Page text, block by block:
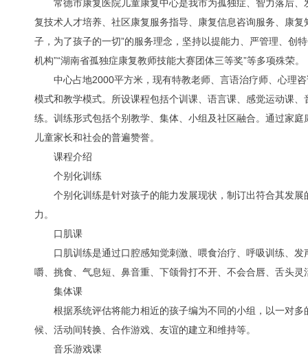
常德市康复医院儿童康复中心是我市为孤独症、智力落后
复技术人才培养、社区康复服务指导、康复信息咨询服务、康
子，为了孩子的一切”的服务理念，坚持以提能力、严管理、创
机构”“湖南省孤独症康复教师技能大赛团体三等奖”等多项殊荣。
中心占地2000平方米，现有特教老师、言语治疗师、心理
模式和教学模式。所设课程包括个训课、语言课、感觉运动课
练。训练形式包括个别教学、集体、小组及社区融合。通过家
儿童家长和社会的普遍赞誉。
课程介绍
个别化训练
个别化训练是针对孩子的能力发展现状，制订出符合其发
力。
口肌课
口肌训练是通过口腔感知觉刺激、喂食治疗、呼吸训练、
嚼、挑食、气息短、鼻音重、下颌骨打不开、不会合唇、舌头
集体课
根据系统评估将能力相近的孩子编为不同的小组，以一对
候、活动间转换、合作游戏、友谊的建立和维持等。
音乐游戏课